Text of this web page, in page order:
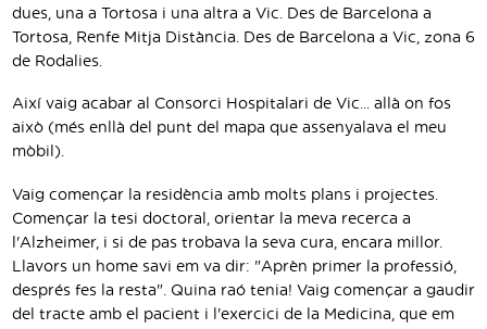
dues, una a Tortosa i una altra a Vic. Des de Barcelona a
Tortosa, Renfe Mitja Distància. Des de Barcelona a Vic, zona 6
de Rodalies.
Així vaig acabar al Consorci Hospitalari de Vic... allà on fos
això (més enllà del punt del mapa que assenyalava el meu
mòbil).
Vaig començar la residència amb molts plans i projectes.
Començar la tesi doctoral, orientar la meva recerca a
l'Alzheimer, i si de pas trobava la seva cura, encara millor.
Llavors un home savi em va dir: "Aprèn primer la professió,
després fes la resta". Quina raó tenia! Vaig començar a gaudir
del tracte amb el pacient i l'exercici de la Medicina, que em